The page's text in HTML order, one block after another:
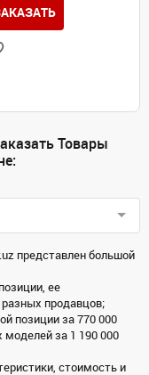
Товары
представлен большой
ее
продавцов;
позиции за 770 000
моделей за 1 190 000
стоимость и